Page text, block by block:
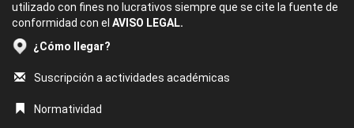
utilizado con fines no lucrativos siempre que se cite la fuente de
conformidad con el AVISO LEGAL.
¿Cómo llegar?
Suscripción a actividades académicas
Normatividad